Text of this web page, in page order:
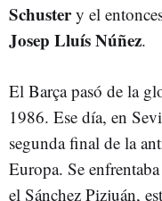
Schustery el
Josep Lluís Núñez.
El Barça pasó de la
1986. Ese día, en
segunda final de la
Europa. Se
el Sánchez Pizjuán,